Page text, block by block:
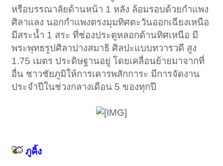
หรือบรรณาลัยด้านหน้า 1 หลัง ล้อมรอบด้วยกำแพง
ศิลาแลง นอกกำแพงตรงมุมทิศตะวันออกเฉียงเหนือ
มีสระน้ำ 1 สระ ที่ช่องประตูหลอกด้านทิศเหนือ มี
พระพุทธรูปศิลาปางสมาธิ ศิลปะแบบทวารวดี สูง
1.75 เมตร ประดิษฐานอยู่ โดยเคลื่อนย้ายมาจากที่
อื่น ชาวชัยภูมิให้การเคารพสักการะ มีการจัดงาน
ประจำปีในช่วงกลางเดือน 5 ของทุกปี
ภูคิ้ง